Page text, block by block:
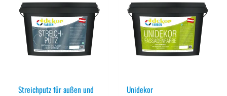
Streichputz für außen und
Unidekor